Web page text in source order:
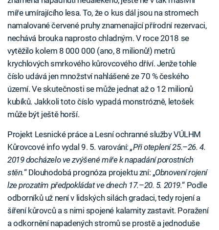
míře umírajícího lesa. To, že o kus dál jsou na stromech
namalované červené pruhy znamenající přírodní rezervaci,
nechává brouka naprosto chladným. V roce 2018 se
vytěžilo kolem 8 000 000 (ano, 8 milionů!) metrů
krychlových smrkového kůrovcového dříví. Jenže tohle
číslo udává jen množství nahlášené ze 70 % českého
území. Ve skutečnosti se může jednat až o 12 milionů
kubíků. Jakkoli toto číslo vypadá monstrózně, letošek
může být ještě horší.
Projekt Lesnické práce a Lesní ochranné služby VÚLHM
Kůrovcové info vydal 9. 5. varování:„Při oteplení 25.–26. 4.
2019 docházelo ve zvýšené míře k napadání porostních
stěn.“ Dlouhodobá prognóza projektu zní: „Obnovení rojení
lze prozatím předpokládat ve dnech 17.–20. 5. 2019.“ Podle
odborníků už není v lidských silách gradaci, tedy rojení a
šíření kůrovců a s nimi spojené kalamity zastavit. Poražení
a odkornění napadených stromů se prostě a jednoduše